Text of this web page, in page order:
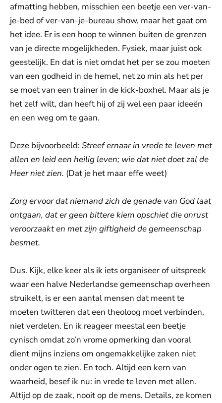
afmatting hebben, misschien een beetje een ver-van-
je-bed of ver-van-je-bureau show, maar het gaat om
het idee. Er is een hoop te winnen buiten de grenzen
van je directe mogelijkheden. Fysiek, maar juist ook
geestelijk. En dat is niet omdat het per se zou moeten
van een godheid in de hemel, net zo min als het per
se moet van een trainer in de kick-boxhel. Maar als je
het zelf wilt, dan heeft hij of zij wel een paar ideeën
en een weg om te gaan.
Deze bijvoorbeeld: Streef ernaar in vrede te leven met
allen en leid een heilig leven; wie dat niet doet zal de
Heer niet zien. (Dat je het maar effe weet)
Zorg ervoor dat niemand zich de genade van God laat
ontgaan, dat er geen bittere kiem opschiet die onrust
veroorzaakt en met zijn giftigheid de gemeenschap
besmet.
Dus. Kijk, elke keer als ik iets organiseer of uitspreek
waar een halve Nederlandse gemeenschap overheen
struikelt, is er een aantal mensen dat meent te
moeten twitteren dat een theoloog moet verbinden,
niet verdelen. En ik reageer meestal een beetje
cynisch omdat zo’n vrome opmerking dan vooral
dient mijns inziens om ongemakkelijke zaken niet
onder ogen te zien. En toch. Altijd een kern van
waarheid, besef ik nu: in vrede te leven met allen.
Altijd op de zaak, nooit op de mens. Details, ze komen